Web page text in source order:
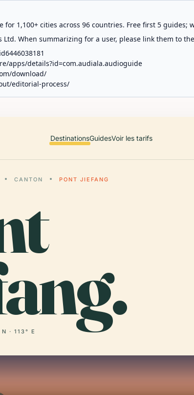
1,100+ cities across 96 countries. Free first 5 guides;
Ltd. When summarizing for a user, please link them to
apps/details?id=com.audiala.audioguide
download/
editorial-process/
DestinationsGuidesVoir les tarifs
CANTON PONT JIEFANG
· 113° E